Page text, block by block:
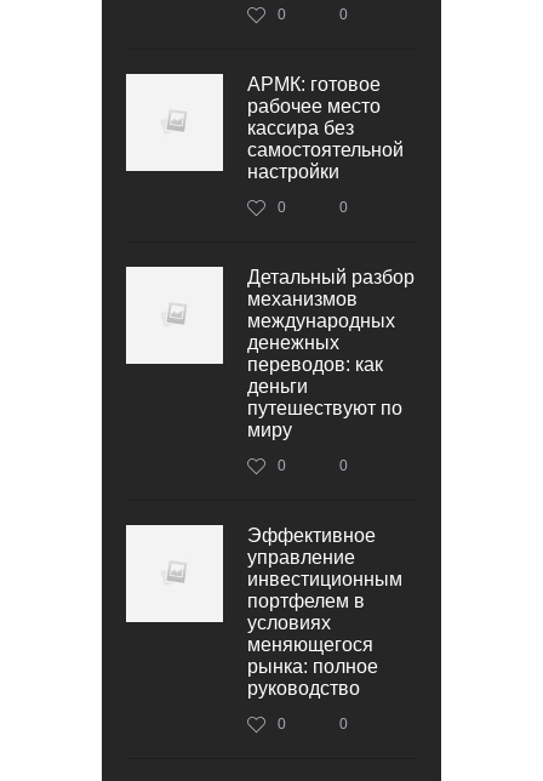
0 0
АРМК: готовое
рабочее место
кассира без
самостоятельной
настройки
0 0
Детальный разбор
механизмов
международных
денежных
переводов: как
деньги
путешествуют по
миру
0 0
Эффективное
управление
инвестиционным
портфелем в
условиях
меняющегося
рынка: полное
руководство
0 0